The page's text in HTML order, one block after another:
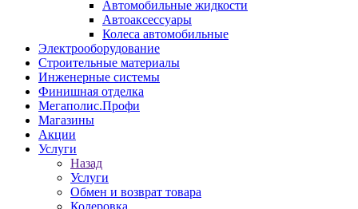
Автомобильные жидкости
Автоаксессуары
Колеса автомобильные
Электрооборудование
Строительные материалы
Инженерные системы
Финишная отделка
Мегаполис.Профи
Магазины
Акции
Услуги
Назад
Услуги
Обмен и возврат товара
Колеровка